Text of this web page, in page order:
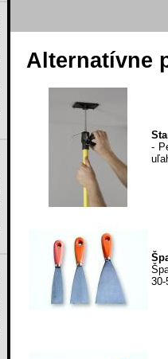
Alternatívne
-
30-